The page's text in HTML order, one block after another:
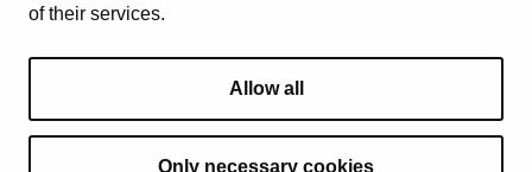
of their services.
Allow all
Only necessary cookies